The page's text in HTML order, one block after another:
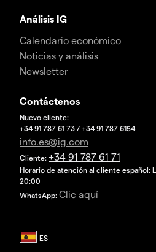
Análisis IG
Calendario económico
Noticias y análisis
Newsletter
Contáctenos
Nuevo cliente:
+34 91 787 61 73 / +34 91 787 6154
info.es@ig.com
Cliente: +34 91 787 61 71
Horario de atención al cliente español:
20:00
WhatsApp: Clic aquí